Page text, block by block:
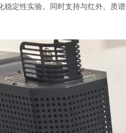
定性实验。同时支持与红外、质